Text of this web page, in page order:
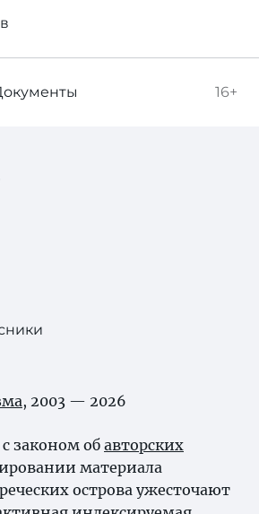
16+
, 2003 — 2026
законом об авторских
материала
острова ужесточают